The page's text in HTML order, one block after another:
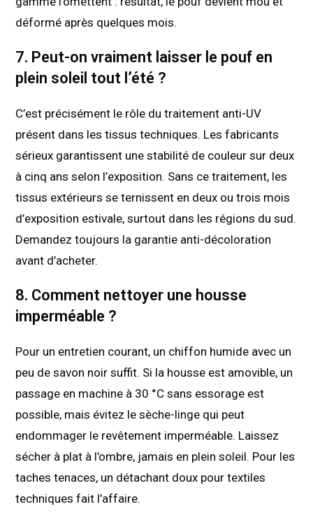
déformé après quelques mois.
7. Peut-on vraiment laisser le pouf en
plein soleil tout l’été ?
C’est précisément le rôle du traitement anti-UV
présent dans les tissus techniques. Les fabricants
sérieux garantissent une stabilité de couleur sur deux
à cinq ans selon l’exposition. Sans ce traitement, les
tissus extérieurs se ternissent en deux ou trois mois
d’exposition estivale, surtout dans les régions du sud.
Demandez toujours la garantie anti-décoloration
avant d’acheter.
8. Comment nettoyer une housse
imperméable ?
Pour un entretien courant, un chiffon humide avec un
peu de savon noir suffit. Si la housse est amovible, un
passage en machine à 30 °C sans essorage est
possible, mais évitez le sèche-linge qui peut
endommager le revêtement imperméable. Laissez
sécher à plat à l’ombre, jamais en plein soleil. Pour les
taches tenaces, un détachant doux pour textiles
techniques fait l’affaire.